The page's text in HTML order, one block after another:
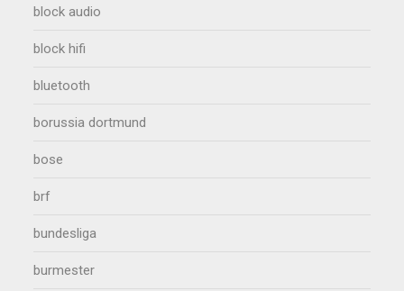
block audio
block hifi
bluetooth
borussia dortmund
bose
brf
bundesliga
burmester